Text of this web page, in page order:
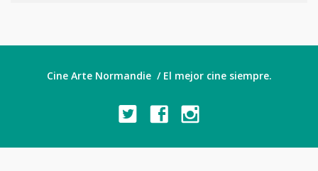
Cine Arte Normandie / El mejor cine siempre.